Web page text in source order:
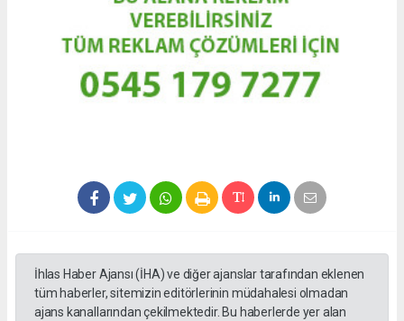
İhlas Haber Ajansı (İHA) ve diğer ajanslar tarafından eklenen
tüm haberler, sitemizin editörlerinin müdahalesi olmadan
ajans kanallarından çekilmektedir. Bu haberlerde yer alan